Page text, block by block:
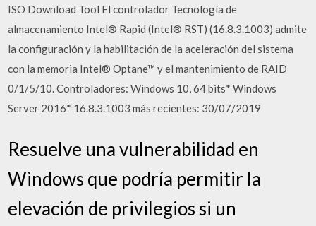
ISO Download Tool El controlador Tecnología de
almacenamiento Intel® Rapid (Intel® RST) (16.8.3.1003) admite
la configuración y la habilitación de la aceleración del sistema
con la memoria Intel® Optane™ y el mantenimiento de RAID
0/1/5/10. Controladores: Windows 10, 64 bits* Windows
Server 2016* 16.8.3.1003 más recientes: 30/07/2019
Resuelve una vulnerabilidad en
Windows que podría permitir la
elevación de privilegios si un